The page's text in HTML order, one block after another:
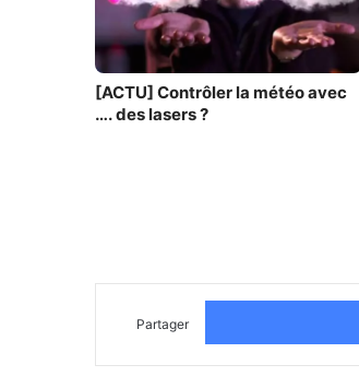
[ACTU] Contrôler la météo avec
…. des lasers ?
Partager